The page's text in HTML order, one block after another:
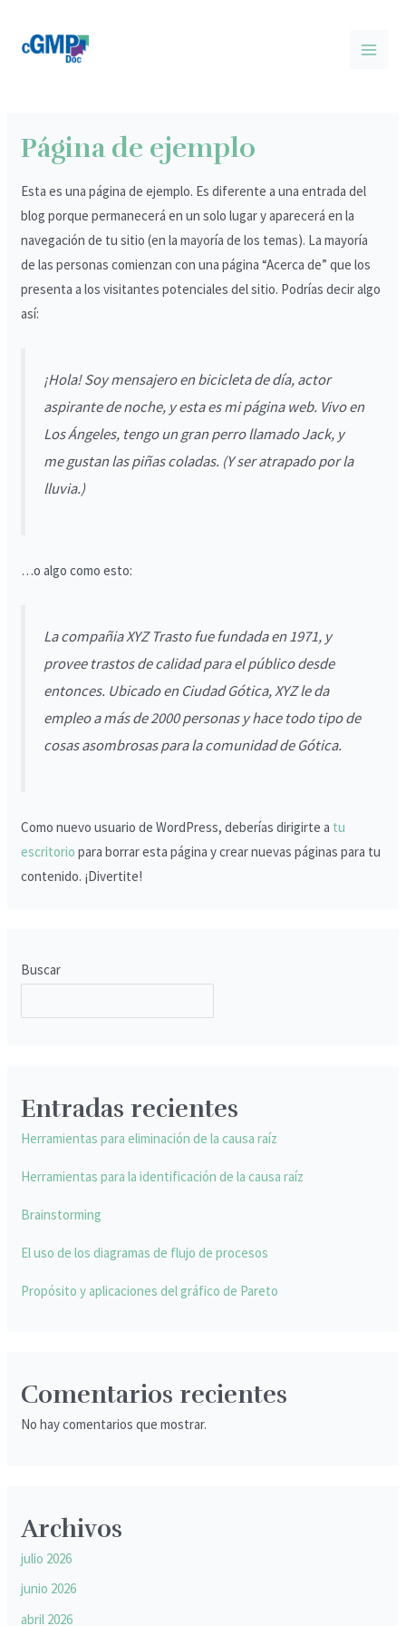
contenido
Página de ejemplo
Esta es una página de ejemplo. Es diferente a una entrada del
blog porque permanecerá en un solo lugar y aparecerá en la
navegación de tu sitio (en la mayoría de los temas). La mayoría
de las personas comienzan con una página “Acerca de” que los
presenta a los visitantes potenciales del sitio. Podrías decir algo
así:
¡Hola! Soy mensajero en bicicleta de día, actor
aspirante de noche, y esta es mi página web. Vivo en
Los Ángeles, tengo un gran perro llamado Jack, y
me gustan las piñas coladas. (Y ser atrapado por la
lluvia.)
…o algo como esto:
La compañia XYZ Trasto fue fundada en 1971, y
provee trastos de calidad para el público desde
entonces. Ubicado en Ciudad Gótica, XYZ le da
empleo a más de 2000 personas y hace todo tipo de
cosas asombrosas para la comunidad de Gótica.
Como nuevo usuario de WordPress, deberías dirigirte a tu
escritorio para borrar esta página y crear nuevas páginas para tu
contenido. ¡Divertite!
Buscar
Entradas recientes
Herramientas para eliminación de la causa raíz
Herramientas para la identificación de la causa raíz
Brainstorming
El uso de los diagramas de flujo de procesos
Propósito y aplicaciones del gráfico de Pareto
Comentarios recientes
No hay comentarios que mostrar.
Archivos
julio 2026
junio 2026
abril 2026